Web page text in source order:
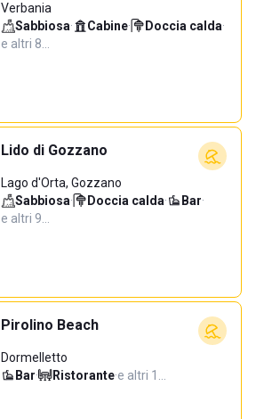
Verbania
Sabbiosa· Cabine· Doccia calda·
e altri 8…
Lido di Gozzano
Lago d'Orta, Gozzano
Sabbiosa· Doccia calda· Bar·
e altri 9…
Pirolino Beach
Dormelletto
Bar· Ristorante·e altri 1…